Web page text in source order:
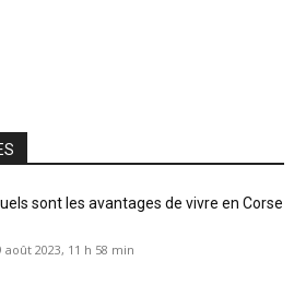
sont les avantages de vivre en Corse
août 2023, 11 h 58 min